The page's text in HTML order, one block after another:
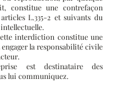
constitue une contrefaçon
L.335-2 et suivants du
interdiction constitue une
la responsabilité civile
est destinataire des
lui communiquez.